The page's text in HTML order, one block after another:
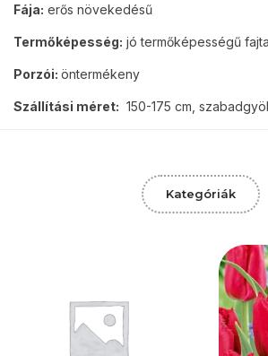
Fája: erős növekedésű
Termőképesség: jó termőképességű fajta
Porzói: öntermékeny
Szállítási méret: 150-175 cm,
Kategóriák